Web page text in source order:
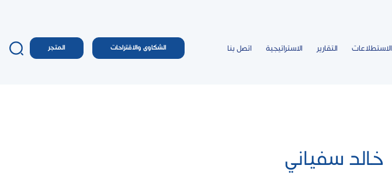
الاستطلاعات التقارير الاستراتيجية اتصل بنا الشكاوى والاقتراحات المتجر
خالد سفياني